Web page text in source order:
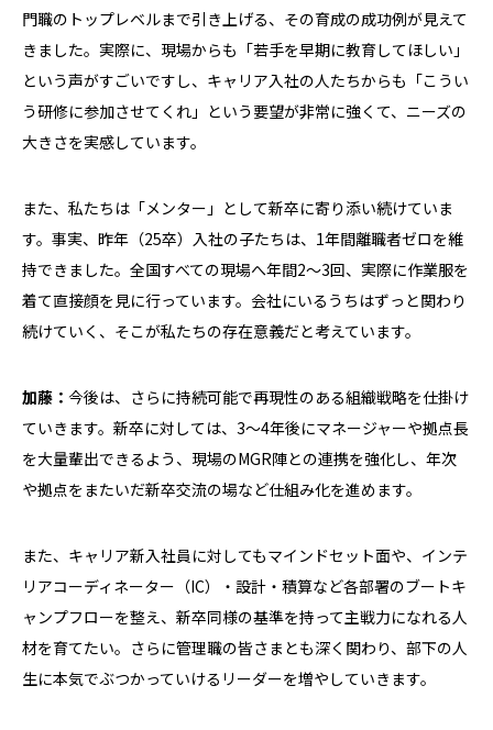
門職のトップレベルまで引き上げる、その育成の成功例が見えて
きました。実際に、現場からも「若手を早期に教育してほしい」
という声がすごいですし、キャリア入社の人たちからも「こうい
う研修に参加させてくれ」という要望が非常に強くて、ニーズの
大きさを実感しています。
また、私たちは「メンター」として新卒に寄り添い続けていま
す。事実、昨年（25卒）入社の子たちは、1年間離職者ゼロを維
持できました。全国すべての現場へ年間2〜3回、実際に作業服を
着て直接顔を見に行っています。会社にいるうちはずっと関わり
続けていく、そこが私たちの存在意義だと考えています。
加藤： 今後は、さらに持続可能で再現性のある組織戦略を仕掛け
ていきます。新卒に対しては、3〜4年後にマネージャーや拠点長
を大量輩出できるよう、現場のMGR陣との連携を強化し、年次
や拠点をまたいだ新卒交流の場など仕組み化を進めます。
また、キャリア新入社員に対してもマインドセット面や、インテ
リアコーディネーター（IC）・設計・積算など各部署のブートキ
ャンプフローを整え、新卒同様の基準を持って主戦力になれる人
材を育てたい。さらに管理職の皆さまとも深く関わり、部下の人
生に本気でぶつかっていけるリーダーを増やしていきます。